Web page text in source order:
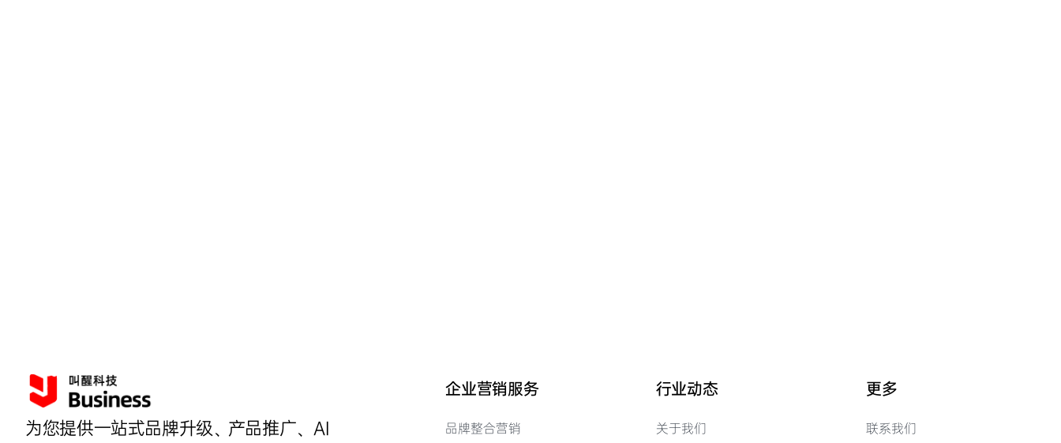
为您提供一站式品牌升级、产品推广、AI
企业营销服务
品牌整合营销
行业动态
关于我们
更多
联系我们